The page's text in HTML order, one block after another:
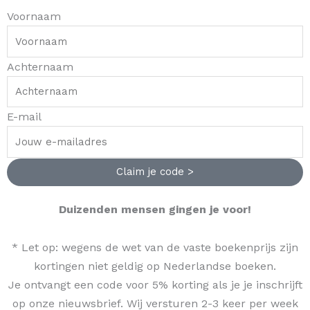
Voornaam
Achternaam
E-mail
Claim je code >
Duizenden mensen gingen je voor!
* Let op: wegens de wet van de vaste boekenprijs zijn
kortingen niet geldig op Nederlandse boeken.
Je ontvangt een code voor 5% korting als je je inschrijft
op onze nieuwsbrief. Wij versturen 2-3 keer per week